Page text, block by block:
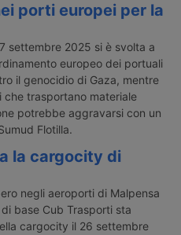
porti europei per la
settembre 2025 si è svolta a
europeo dei portuali
il genocidio di Gaza, mentre
che trasportano materiale
potrebbe aggravarsi con un
Flotilla.
la cargocity di
negli aeroporti di Malpensa
base Cub Trasporti sta
cargocity il 26 settembre